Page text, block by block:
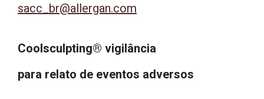
sacc_br@allergan.com
Coolsculpting® vigilância
para relato de eventos adversos